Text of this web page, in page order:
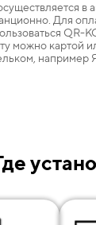
в
Для
можно картой
например